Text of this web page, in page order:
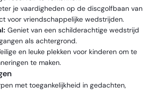
je vaardigheden op de discgolfbaan van
voor vriendschappelijke wedstrijden.
Geniet van een schilderachtige wedstrijd
als achtergrond.
en leuke plekken voor kinderen om te
te maken.
met toegankelijkheid in gedachten,